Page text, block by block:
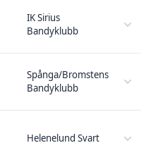
IK Sirius
Bandyklubb
Spånga/Bromstens
Bandyklubb
Helenelund Svart